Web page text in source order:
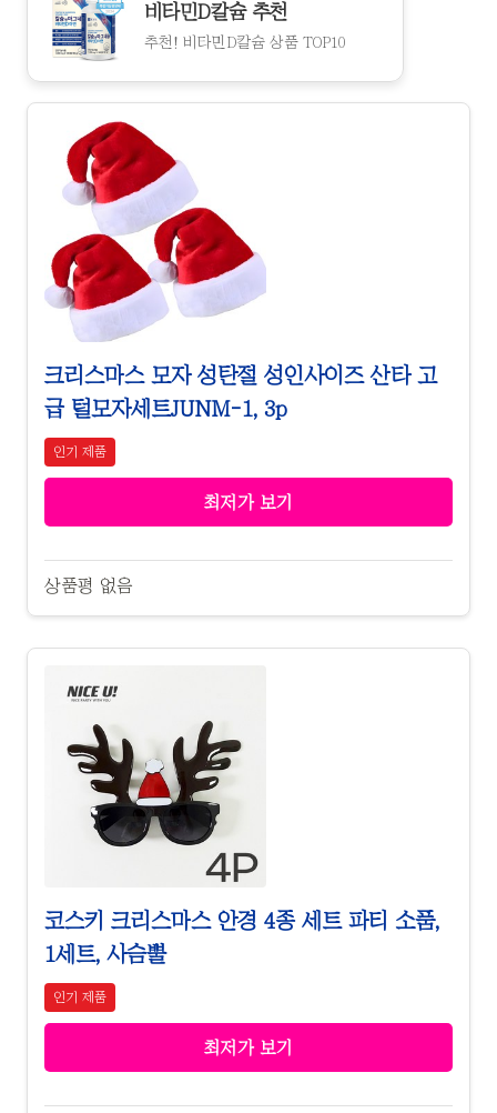
비타민D칼슘 추천
추천! 비타민D칼슘 상품 TOP10
크리스마스 모자 성탄절 성인사이즈 산타 고
급 털모자세트JUNM-1, 3p
인기 제품
최저가 보기
상품평 없음
코스키 크리스마스 안경 4종 세트 파티 소품,
1세트, 사슴뿔
인기 제품
최저가 보기